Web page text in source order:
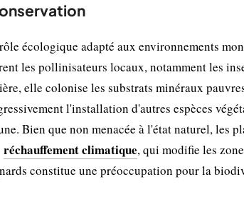
écologique adapté aux environnements
les pollinisateurs locaux, notamment les
elle colonise les substrats minéraux
l'installation d'autres espèces
Bien que non menacée à l'état naturel, les
réchauffement climatique, qui modifie les
constitue une préoccupation pour la